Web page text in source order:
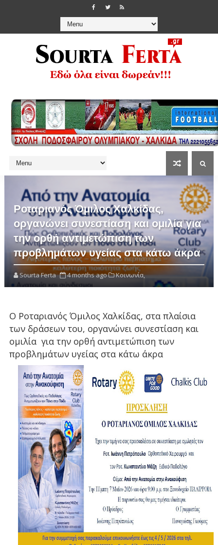
Ροταριανός Όμιλος Χαλκίδας,
οργανώνει συνεστίαση και ομιλία για
την ορθή αντιμετώπιση των
προβλημάτων υγείας στα κάτω άκρα
Sourta Ferta 4 months ago Κοινωνία,
Ο Ροταριανός Όμιλος Χαλκίδας, στα πλαίσια
των δράσεων του, οργανώνει συνεστίαση και
ομιλία για την ορθή αντιμετώπιση των
προβλημάτων υγείας στα κάτω άκρα